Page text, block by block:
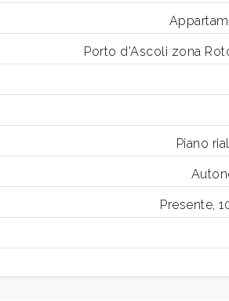
Porto d'Ascoli zona
Piano
Presente,